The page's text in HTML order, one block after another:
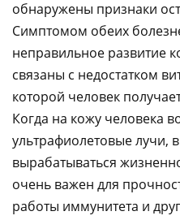
обнаружены признаки
Симптомом обеих
неправильное развитие
связаны с недостатком
которой человек
Когда на кожу человека
ультрафиолетовые лучи,
вырабатываться
очень важен для
работы иммунитета и